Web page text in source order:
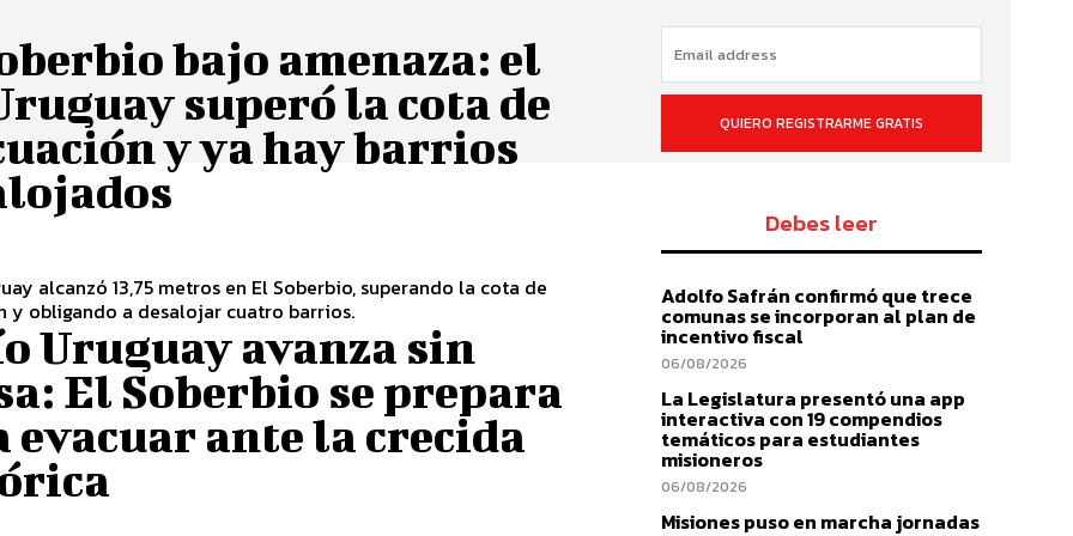
bajo amenaza: el
superó la cota de
y ya hay barrios
alcanzó 13,75 metros en El Soberbio, superando la cota de
y obligando a desalojar cuatro barrios.
Uruguay avanza sin
El Soberbio se prepara
evacuar ante la crecida
QUIERO REGISTRARME GRATIS
Debes leer
Adolfo Safrán confirmó que trece
comunas se incorporan al plan de
incentivo fiscal
06/08/2026
La Legislatura presentó una app
interactiva con 19 compendios
temáticos para estudiantes
misioneros
06/08/2026
Misiones puso en marcha jornadas